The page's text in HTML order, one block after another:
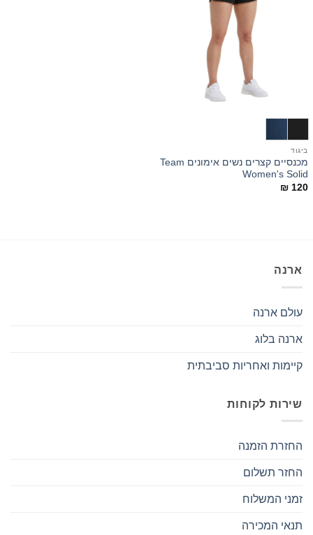
ביגוד
מכנסיים קצרים נשים אימונים Team
Women's Solid
₪ 120
ארנה
עולם ארנה
ארנה בלוג
קיימות ואחריות סביבתית
שירות לקוחות
החזרת הזמנה
החזר תשלום
זמני המשלוח
תנאי המכירה